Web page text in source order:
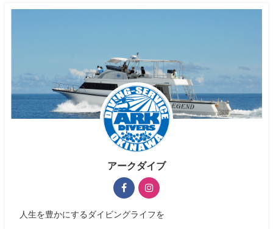
アークダイブ
人生を豊かにするダイビングライフを